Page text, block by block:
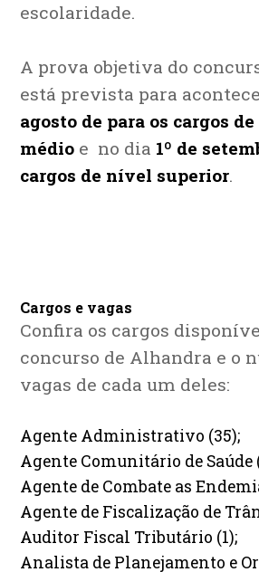
escolaridade.
A prova objetiva do
está prevista para
agosto de para os cargos
médio e no dia 1º de
cargos de nível superior.
Cargos e vagas
Confira os cargos
concurso de Alhandra e o
vagas de cada um deles:
Agente Administrativo (35);
Agente Comunitário de Saúde
Agente de Combate as
Agente de Fiscalização de
Auditor Fiscal Tributário (1);
Analista de Planejamento e